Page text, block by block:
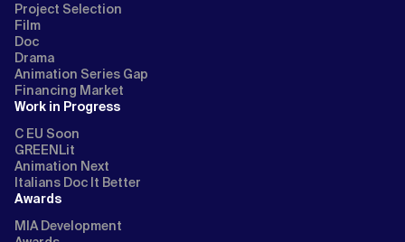
Project Selection
Film
Doc
Drama
Animation Series Gap
Financing Market
Work in Progress
C EU Soon
GREENLit
Animation Next
Italians Doc It Better
Awards
MIA Development